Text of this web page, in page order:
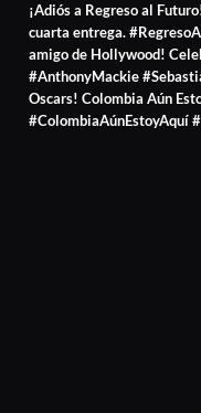
¡Adiós a Regreso al
cuarta entrega.
amigo de Hollywood!
#AnthonyMackie
Oscars! Colombia Aún
#ColombiaAúnEstoyAquí